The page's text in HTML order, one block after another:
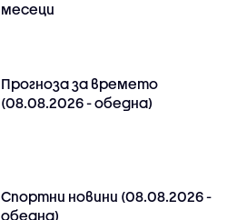
месеци
Прогноза за времето
(08.08.2026 - обедна)
Спортни новини (08.08.2026 -
обедна)